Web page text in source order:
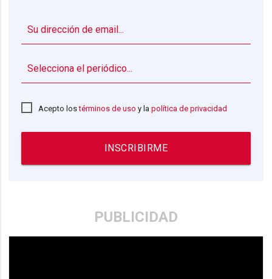
Acepto lostérminos de uso y lapolítica de privacidad
INSCRIBIRME
PUBLICIDAD